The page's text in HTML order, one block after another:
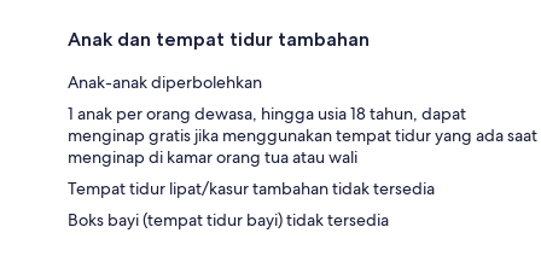
Anak dan tempat tidur tambahan
Anak-anak diperbolehkan
1 anak per orang dewasa, hingga usia 18 tahun, dapat
menginap gratis jika menggunakan tempat tidur yang ada saat
menginap di kamar orang tua atau wali
Tempat tidur lipat/kasur tambahan tidak tersedia
Boks bayi (tempat tidur bayi) tidak tersedia